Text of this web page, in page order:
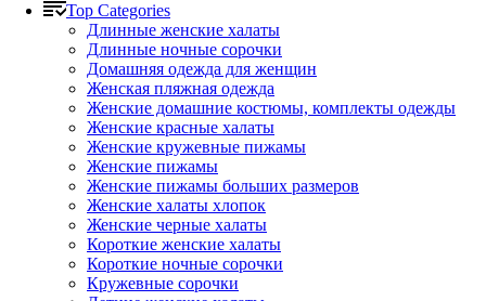
Top Categories
Длинные женские халаты
Длинные ночные сорочки
Домашняя одежда для женщин
Женская пляжная одежда
Женские домашние костюмы, комплекты одежды
Женские красные халаты
Женские кружевные пижамы
Женские пижамы
Женские пижамы больших размеров
Женские халаты хлопок
Женские черные халаты
Короткие женские халаты
Короткие ночные сорочки
Кружевные сорочки